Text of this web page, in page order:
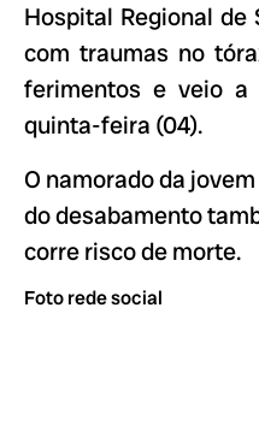
Hospital Regional de
com traumas no
ferimentos e veio
quinta-feira (04).
O namorado da
do desabamento
corre risco de morte.
Foto rede social